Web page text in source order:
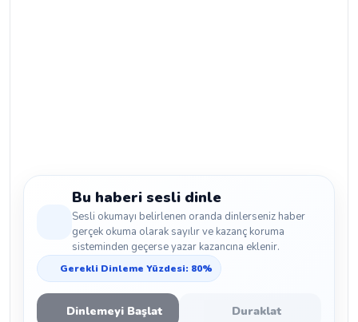
Bu haberi sesli dinle
Sesli okumayı belirlenen oranda dinlerseniz haber
gerçek okuma olarak sayılır ve kazanç koruma
sisteminden geçerse yazar kazancına eklenir.
Gerekli Dinleme Yüzdesi: 80%
Dinlemeyi Başlat Duraklat